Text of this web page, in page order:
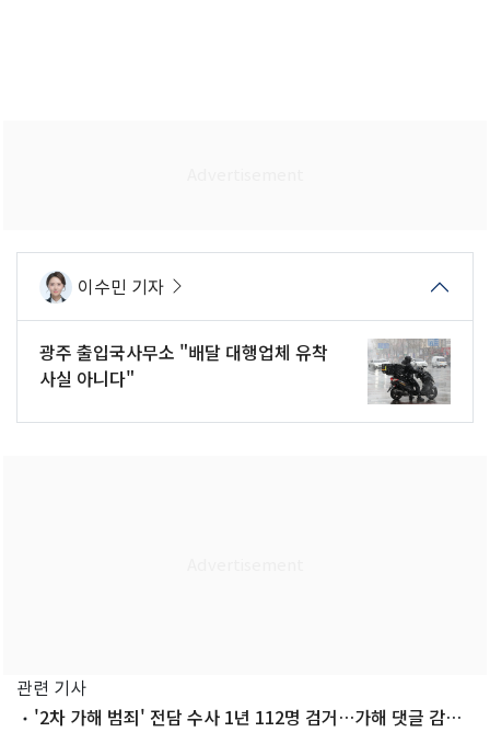
이수민 기자
광주 출입국사무소 "배달 대행업체 유착
사실 아니다"
관련 기사
'2차 가해 범죄' 전담 수사 1년 112명 검거…가해 댓글 감소